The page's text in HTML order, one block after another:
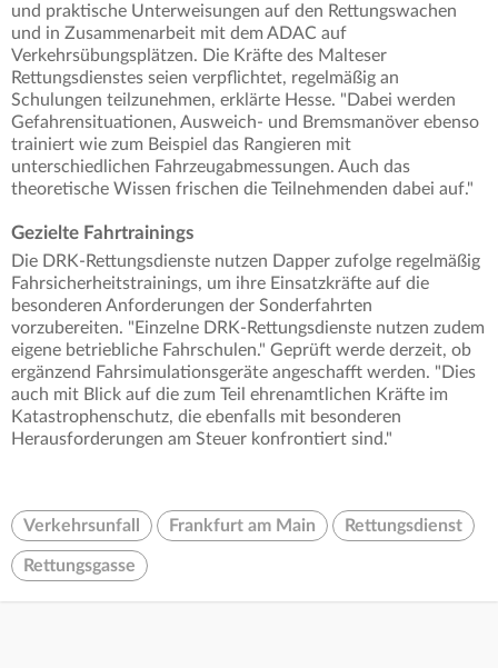
und praktische Unterweisungen auf den Rettungswachen
und in Zusammenarbeit mit dem ADAC auf
Verkehrsübungsplätzen. Die Kräfte des Malteser
Rettungsdienstes seien verpflichtet, regelmäßig an
Schulungen teilzunehmen, erklärte Hesse. "Dabei werden
Gefahrensituationen, Ausweich- und Bremsmanöver ebenso
trainiert wie zum Beispiel das Rangieren mit
unterschiedlichen Fahrzeugabmessungen. Auch das
theoretische Wissen frischen die Teilnehmenden dabei auf."
Gezielte Fahrtrainings
Die DRK-Rettungsdienste nutzen Dapper zufolge regelmäßig
Fahrsicherheitstrainings, um ihre Einsatzkräfte auf die
besonderen Anforderungen der Sonderfahrten
vorzubereiten. "Einzelne DRK-Rettungsdienste nutzen zudem
eigene betriebliche Fahrschulen." Geprüft werde derzeit, ob
ergänzend Fahrsimulationsgeräte angeschafft werden. "Dies
auch mit Blick auf die zum Teil ehrenamtlichen Kräfte im
Katastrophenschutz, die ebenfalls mit besonderen
Herausforderungen am Steuer konfrontiert sind."
Verkehrsunfall Frankfurt am Main Rettungsdienst
Rettungsgasse